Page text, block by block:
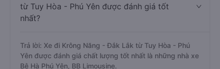
từ Tuy Hòa - Phú Yên được đánh giá tốt
nhất?
Trả lời: Xe đi Krông Năng - Đắk Lắk từ Tuy Hòa - Phú
Yên được đánh giá chất lượng tốt nhất là những nhà xe
Bê Hà Phú Yên, BB Limousine.